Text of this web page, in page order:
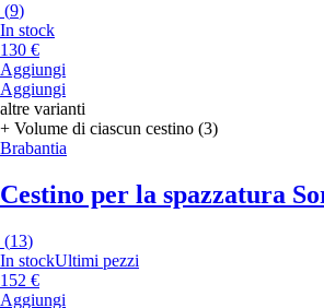
(9)
In stock
130 €
Aggiungi
Aggiungi
altre varianti
+ Volume di ciascun cestino (3)
Brabantia
Cestino per la spazzatura
(13)
In stockUltimi pezzi
152 €
Aggiungi